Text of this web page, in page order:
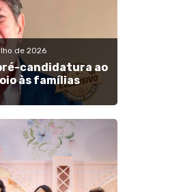
de 2026
candidatura ao
às famílias